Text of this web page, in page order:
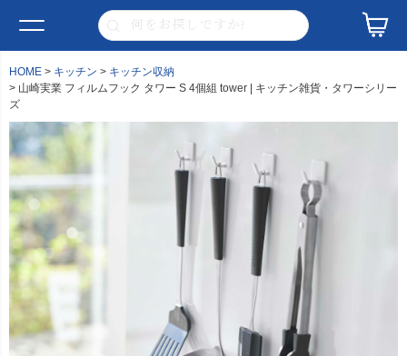
HOME キッチン
キッチン収納
山崎実業 フィルムフック タワー S 4個組 tower | キッチン雑貨・タワーシリー
ズ